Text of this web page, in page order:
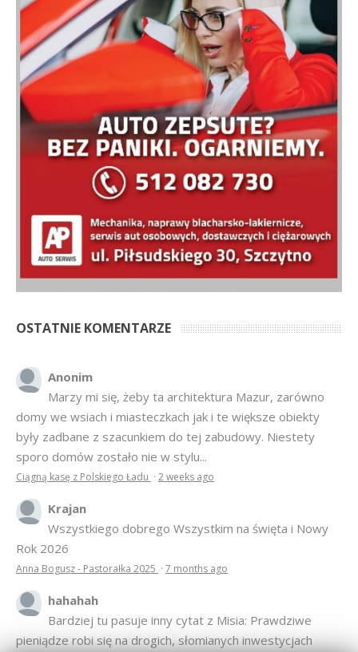
OSTATNIE KOMENTARZE
Anonim
Marzy mi się, żeby ta architektura Mazur, zarówno
domy we wsiach i miasteczkach jak i te większe obiekty
były zadbane z szacunkiem do tej zabudowy. Niestety
sporo domów zostało nie w stylu...
Ciągną kasę z Polskiego Ładu · 2 weeks ago
Krajan
Wszystkiego dobrego Wszystkim na święta i Nowy
Rok 2026
Anna Bogusz - Pastorałka 2025 · 7 months ago
hahahah
Bardziej tu pasuje inny cytat z Misia: Prawdziwe
pieniądze robi się na drogich, słomianych inwestycjach